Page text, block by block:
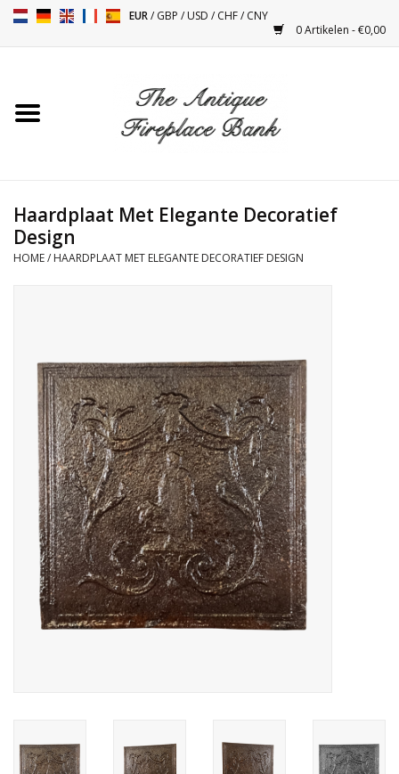
EUR/GBP /USD /CHF/CNY
0 Artikelen - €0,00
Toebehoren
Kacheltjes
Antiquiteiten en Vintage
Objecten
Decoratieve Outdoor
Objecten
Vloeren - Steen, Terra Cotta
& Marmer
Outlet
Tevreden Klanten
Haardplaat Met Elegante Decoratief
Design
HOME/ HAARDPLAAT MET ELEGANTE DECORATIEF DESIGN